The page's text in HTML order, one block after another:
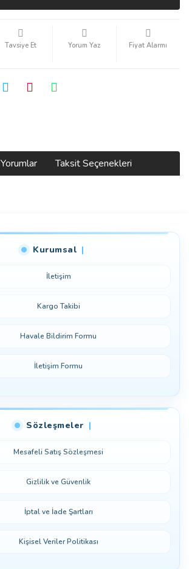
Tavsiye Et Yorum Yaz Fiyat Alarmı
Yorumlar Taksit Seçenekleri
Kurumsal
İletişim
Kargo Takibi
Havale Bildirim Formu
İletişim Formu
Sözleşmeler
Mesafeli Satış Sözleşmesi
Gizlilik ve Güvenlik
İptal ve İade Şartları
Kişisel Veriler Politikası